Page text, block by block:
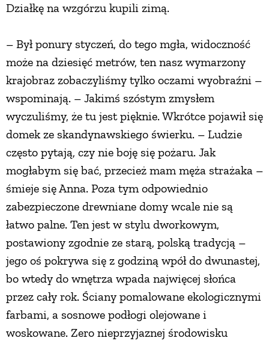
Działkę na wzgórzu kupili zimą.
– Był ponury styczeń, do tego mgła, widoczność
może na dziesięć metrów, ten nasz wymarzony
krajobraz zobaczyliśmy tylko oczami wyobraźni –
wspominają. – Jakimś szóstym zmysłem
wyczuliśmy, że tu jest pięknie. Wkrótce pojawił się
domek ze skandynawskiego świerku. – Ludzie
często pytają, czy nie boję się pożaru. Jak
mogłabym się bać, przecież mam męża strażaka –
śmieje się Anna. Poza tym odpowiednio
zabezpieczone drewniane domy wcale nie są
łatwo palne. Ten jest w stylu dworkowym,
postawiony zgodnie ze starą, polską tradycją –
jego oś pokrywa się z godziną wpół do dwunastej,
bo wtedy do wnętrza wpada najwięcej słońca
przez cały rok. Ściany pomalowane ekologicznymi
farbami, a sosnowe podłogi olejowane i
woskowane. Zero nieprzyjaznej środowisku
PRZETWORY
INNE